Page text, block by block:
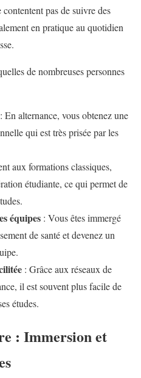
pas de suivre des
en pratique au quotidien
de nombreuses personnes
: En alternance, vous obtenez une
qui est très prisée par les
aux formations classiques,
étudiante, ce qui permet de
équipes : Vous êtes immergé
de santé et devenez un
: Grâce aux réseaux de
il est souvent plus facile de
études.
: Immersion et